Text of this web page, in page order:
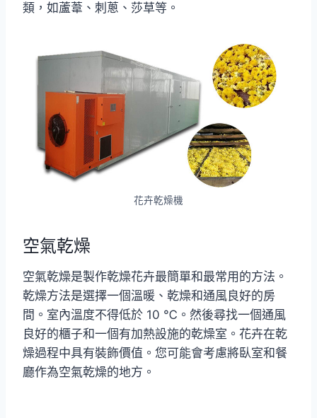
類，如蘆葦、刺蔥、莎草等。
花卉乾燥機
空氣乾燥
空氣乾燥是製作乾燥花卉最簡單和最常用的方法。
乾燥方法是選擇一個溫暖、乾燥和通風良好的房
間。室內溫度不得低於 10 ℃。然後尋找一個通風
良好的櫃子和一個有加熱設施的乾燥室。花卉在乾
燥過程中具有裝飾價值。您可能會考慮將臥室和餐
廳作為空氣乾燥的地方。